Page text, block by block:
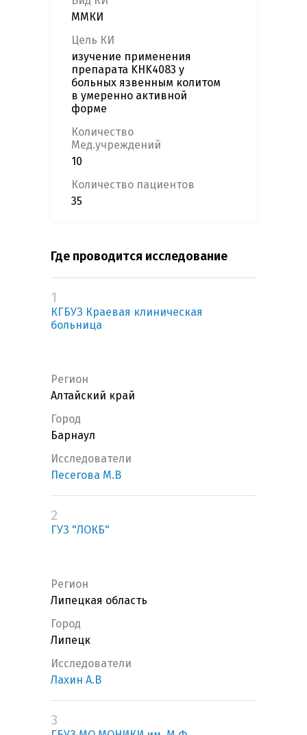
ММКИ
Цель КИ
изучение применения
препарата KHK4083 у
больных язвенным колитом
в умеренно активной
форме
Количество
Мед.учреждений
10
Количество пациентов
35
Где проводится исследование
1
КГБУЗ Краевая клиническая
больница
Регион
Алтайский край
Город
Барнаул
Исследователи
Песегова М.В
2
ГУЗ "ЛОКБ"
Регион
Липецкая область
Город
Липецк
Исследователи
Лахин А.В
3